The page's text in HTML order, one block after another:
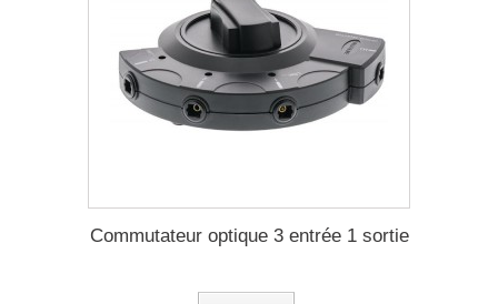
Commutateur optique 3 entrée 1 sortie